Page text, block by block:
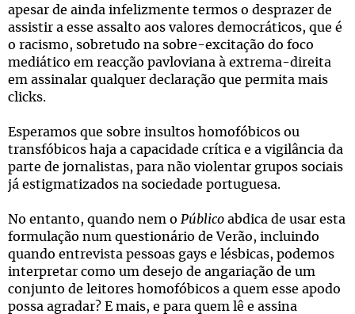
apesar de ainda infelizmente termos o desprazer de
assistir a esse assalto aos valores democráticos, que é
o racismo, sobretudo na sobre-excitação do foco
mediático em reacção pavloviana à extrema-direita
em assinalar qualquer declaração que permita mais
clicks.
Esperamos que sobre insultos homofóbicos ou
transfóbicos haja a capacidade crítica e a vigilância da
parte de jornalistas, para não violentar grupos sociais
já estigmatizados na sociedade portuguesa.
No entanto, quando nem o Público abdica de usar esta
formulação num questionário de Verão, incluindo
quando entrevista pessoas gays e lésbicas, podemos
interpretar como um desejo de angariação de um
conjunto de leitores homofóbicos a quem esse apodo
possa agradar? E mais, e para quem lê e assina